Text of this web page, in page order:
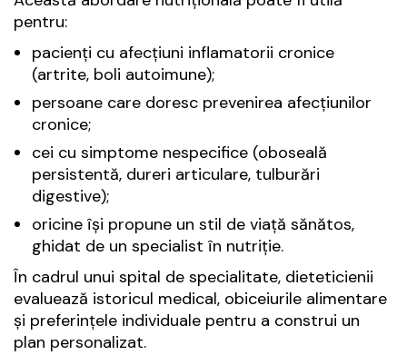
pentru:
pacienți cu afecțiuni inflamatorii cronice
(artrite, boli autoimune);
persoane care doresc prevenirea afecțiunilor
cronice;
cei cu simptome nespecifice (oboseală
persistentă, dureri articulare, tulburări
digestive);
oricine își propune un stil de viață sănătos,
ghidat de un specialist în nutriție.
În cadrul unui spital de specialitate, dieteticienii
evaluează istoricul medical, obiceiurile alimentare
și preferințele individuale pentru a construi un
plan personalizat.